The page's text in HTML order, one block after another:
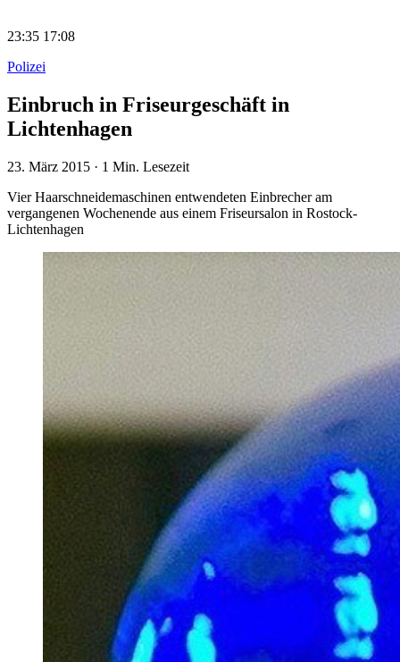
23:35 17:08
Polizei
Einbruch in Friseurgeschäft in
Lichtenhagen
23. März 2015 · 1 Min. Lesezeit
Vier Haarschneidemaschinen entwendeten Einbrecher am
vergangenen Wochenende aus einem Friseursalon in Rostock-
Lichtenhagen